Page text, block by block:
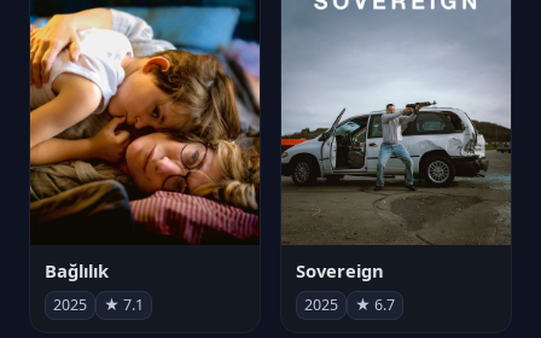
Bağlılık
2025 ★ 7.1
Sovereign
2025 ★ 6.7